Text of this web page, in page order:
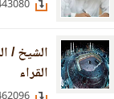
الشيخ /
القراء